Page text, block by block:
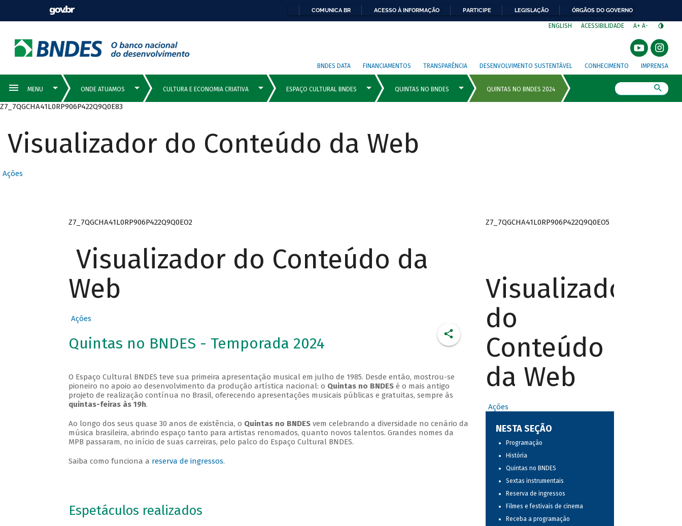
COMUNICA BR ACESSO À INFORMAÇÃO PARTICIPE LEGISLAÇÃO ÓRGÃOS DO GOVERNO
ENGLISH ACESSIBILIDADE A+ A-
BNDES DATA FINANCIAMENTOS TRANSPARÊNCIA DESENVOLVIMENTO SUSTENTÁVEL CONHECIMENTO IMPRENSA
Z7_7QGCHA41L0RP906P422Q9Q0E83
Visualizador do Conteúdo da Web
Ações
Z7_7QGCHA41L0RP906P422Q9Q0EO2
Visualizador do Conteúdo da
Web
Ações
Quintas no BNDES - Temporada 2024
O Espaço Cultural BNDES teve sua primeira apresentação musical em julho de 1985. Desde então, mostrou-se
pioneiro no apoio ao desenvolvimento da produção artística nacional: o Quintas no BNDESé o mais antigo
projeto de realização contínua no Brasil, oferecendo apresentações musicais públicas e gratuitas, sempre às
quintas-feiras às 19h.
Ao longo dos seus quase 30 anos de existência, o Quintas no BNDESvem celebrando a diversidade no cenário da
música brasileira, abrindo espaço tanto para artistas renomados, quanto novos talentos. Grandes nomes da
MPB passaram, no início de suas carreiras, pelo palco do Espaço Cultural BNDES.
Saiba como funciona a reserva de ingressos.
Espetáculos realizados
Z7_7QGCHA41L0RP906P422Q9Q0EO5
Visualizador
do
Conteúdo
da Web
Ações
NESTA SEÇÃO
Programação
História
Quintas no BNDES
Sextas instrumentais
Reserva de ingressos
Filmes e festivais de cinema
Receba a programação